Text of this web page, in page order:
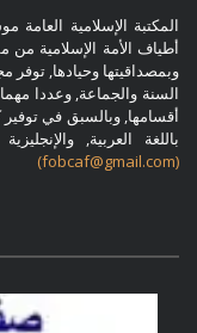
المكتبة الإسلامية
أطياف الأمة الإسلامية من
وبمصداقيتها وحيادها,
السنة والجماعة, وعددا
أقسامها, وبالسبق في
باللغة العربية,
(fobcaf@gmail.com)